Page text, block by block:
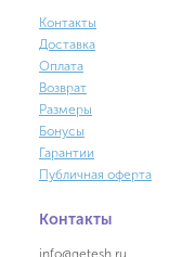
Контакты
Контакты
Доставка
Оплата
Возврат
Размеры
Бонусы
Гарантии
Публичная оферта